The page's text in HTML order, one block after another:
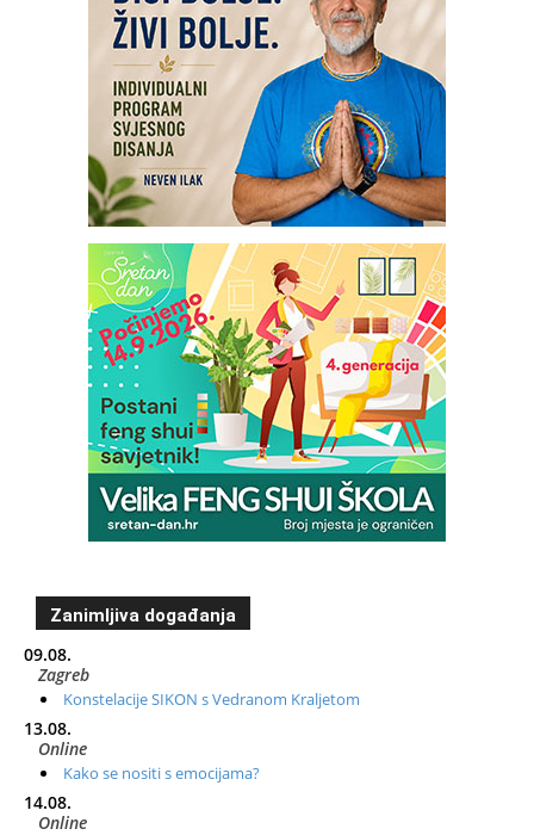
Zanimljiva događanja
09.08.
Zagreb
Konstelacije SIKON s Vedranom Kraljetom
13.08.
Online
Kako se nositi s emocijama?
14.08.
Online